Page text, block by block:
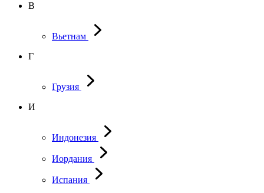
В
Вьетнам
Г
Грузия
И
Индонезия
Иордания
Испания